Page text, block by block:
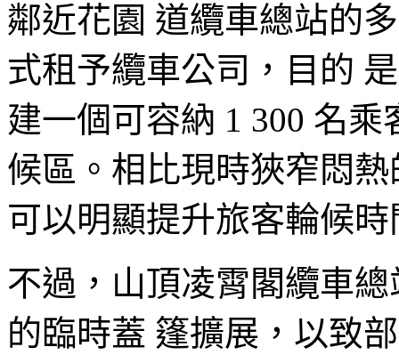
鄰近花園 道纜車總站的
式租予纜車公司，目的
建一個可容納 1 300 名
候區。相比現時狹窄悶
可以明顯提升旅客輪候
不過，山頂凌霄閣纜車
的臨時蓋 篷擴展，以致